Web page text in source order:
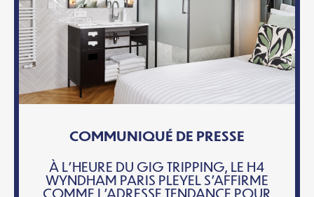
COMMUNIQUÉ DE PRESSE
À L’HEURE DU GIG TRIPPING, LE H4
WYNDHAM PARIS PLEYEL S’AFFIRME
COMME L’ADRESSE TENDANCE POUR